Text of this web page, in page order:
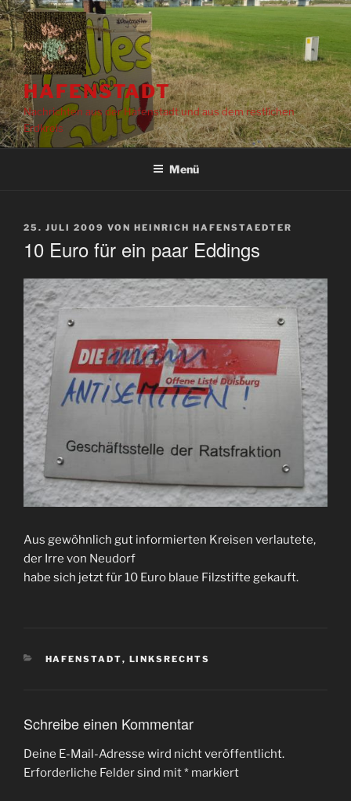
Zum
Inhalt
springen
HAFENSTADT
Nachrichten aus der Hafenstadt und aus dem restlichen
Erdkreis
Menü
VERÖFFENTLICHT
25. JULI 2009 VON HEINRICH HAFENSTAEDTER
10 Euro für ein paar Eddings
Aus gewöhnlich gut informierten Kreisen verlautete,
der Irre von Neudorf
habe sich jetzt für 10 Euro blaue Filzstifte gekauft.
KATEGORIEN
HAFENSTADT, LINKSRECHTS
Schreibe einen Kommentar
Deine E-Mail-Adresse wird nicht veröffentlicht.
Erforderliche Felder sind mit* markiert